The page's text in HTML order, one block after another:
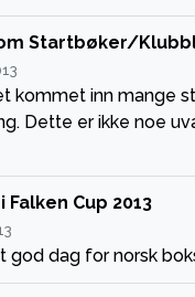
Startbøker/
kommet inn mange
Dette er ikke noe
Cup 2013
dag for norsk